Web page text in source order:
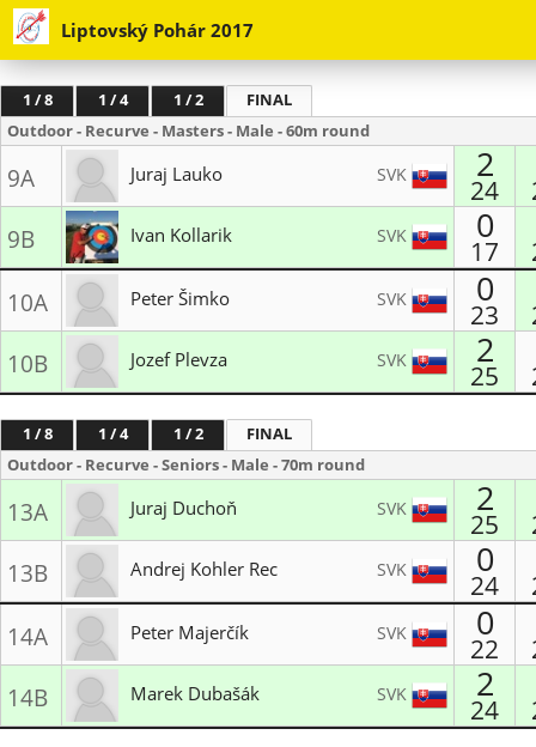
Liptovský Pohár 2017
1 / 8 1 / 4 1 / 2
FINAL
Outdoor - Recurve - Masters - Male - 60m round
9A Juraj Lauko SVK 2
24
9B Ivan Kollarik
LK Perún
SVK 0
17
10A Peter Šimko SVK 0
23
10B Jozef Plevza
Lukostrelecký klub Suchá nad Parnou
SVK 2
25
1 / 8 1 / 4 1 / 2
FINAL
Outdoor - Recurve - Seniors - Male - 70m round
13A Juraj Duchoň SVK 2
25
13B Andrej Kohler Rec
Blue Arrows Viničné
SVK 0
24
14A Peter Majerčík SVK 0
22
14B Marek Dubašák
Blue Arrows Viničné
SVK 2
24